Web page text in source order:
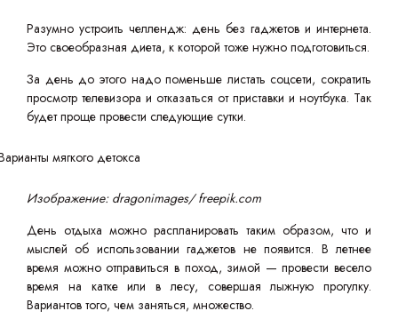
Разумно устроить челлендж: день без гаджетов и интернета.
Это своеобразная диета, к которой тоже нужно подготовиться.
За день до этого надо поменьше листать соцсети, сократить
просмотр телевизора и отказаться от приставки и ноутбука. Так
будет проще провести следующие сутки.
Изображение: dragonimages/ freepik.com
День отдыха можно распланировать таким образом, что и
мыслей об использовании гаджетов не появится. В летнее
время можно отправиться в поход, зимой — провести весело
время на катке или в лесу, совершая лыжную прогулку.
Вариантов того, чем заняться, множество.